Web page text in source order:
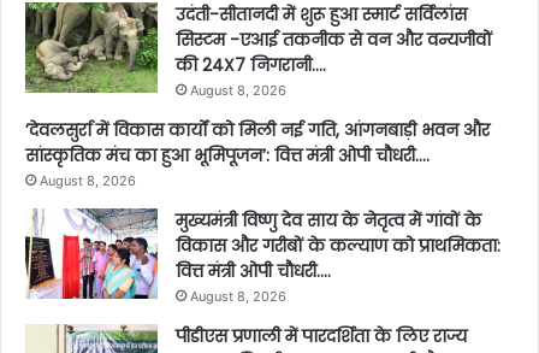
उदंती-सीतानदी में शुरू हुआ स्मार्ट सर्विलांस
सिस्टम -एआई तकनीक से वन और वन्यजीवों
की 24X7 निगरानी….
August 8, 2026
’देवलसुर्रा में विकास कार्यों को मिली नई गति, आंगनबाड़ी भवन और
सांस्कृतिक मंच का हुआ भूमिपूजन’: वित्त मंत्री ओपी चौधरी….
August 8, 2026
मुख्यमंत्री विष्णु देव साय के नेतृत्व में गांवों के
विकास और गरीबों के कल्याण को प्राथमिकता:
वित्त मंत्री ओपी चौधरी….
August 8, 2026
पीडीएस प्रणाली में पारदर्शिता के लिए राज्य